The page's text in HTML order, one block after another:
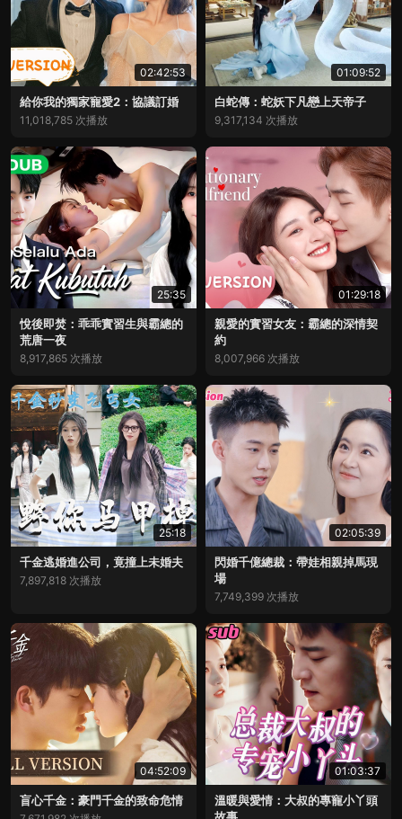
02:42:53
給你我的獨家寵愛2：協議訂婚
11,018,785 次播放
01:09:52
白蛇傳：蛇妖下凡戀上天帝子
9,317,134 次播放
25:35
悅後即焚：乖乖實習生與霸總的
荒唐一夜
8,917,865 次播放
01:29:18
親愛的實習女友：霸總的深情契
約
8,007,966 次播放
25:18
千金逃婚進公司，竟撞上未婚夫
7,897,818 次播放
02:05:39
閃婚千億總裁：帶娃相親掉馬現
場
7,749,399 次播放
04:52:09
盲心千金：豪門千金的致命危情
01:03:37
溫暖與愛情：大叔的專寵小丫頭
故事